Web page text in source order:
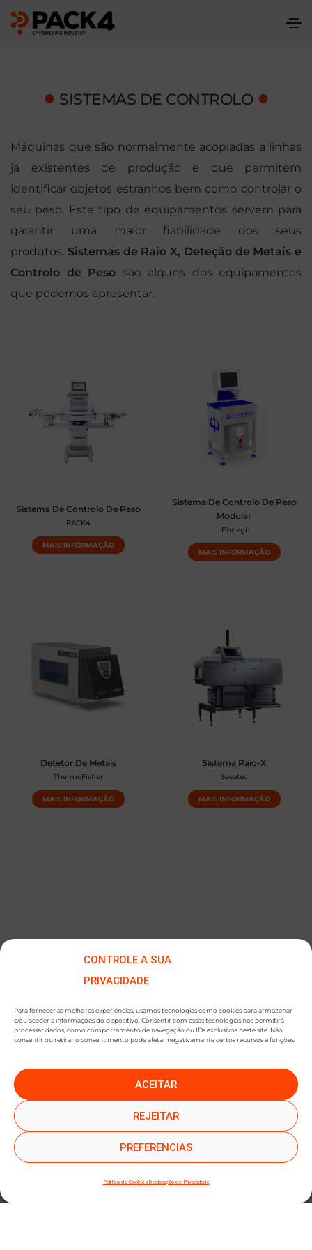
CONTROLE A SUA
PRIVACIDADE
Para fornecer as melhores experiências, usamos tecnologias como cookies para armazenar
e/ou aceder a informações do dispositivo. Consentir com essas tecnologias nos permitirá
processar dados, como comportamento de navegação ou IDs exclusivos neste site. Não
consentir ou retirar o consentimento pode afetar negativamante certos recursos e funções.
ACEITAR
REJEITAR
PREFERENCIAS
Política de Cookies Declaração de Privacidade
● SISTEMAS DE CONTROLO ●
Máquinas que são normalmente acopladas a linhas
já existentes de produção e que permitem
identificar objetos estranhos bem como controlar o
seu peso. Este tipo de equipamentos servem para
garantir uma maior fiabilidade dos seus
produtos. Sistemas de Raio X, Deteção de Metais e
Controlo de Peso são alguns dos equipamentos
que podemos apresentar.
Sistema De Controlo De Peso
PACK4
MAIS INFORMAÇÃO
Sistema De Controlo De Peso
Modular
Ennegi
MAIS INFORMAÇÃO
Detetor De Metais
ThermoFisher
MAIS INFORMAÇÃO
Sistema Raio-X
Sesotec
MAIS INFORMAÇÃO
● SUBSCREVER NEWSLETTER ●